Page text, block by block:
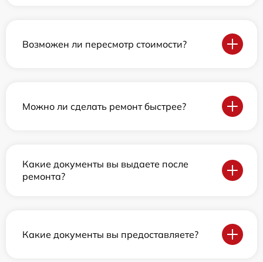
Возможен ли пересмотр стоимости?
Можно ли сделать ремонт быстрее?
Какие документы вы выдаете после
ремонта?
Какие документы вы предоставляете?